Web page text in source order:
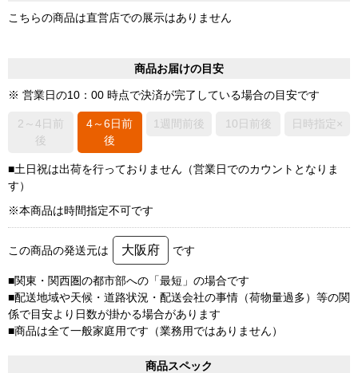
こちらの商品は直営店での展示はありません
商品お届けの目安
※ 営業日の10：00 時点で決済が完了している場合の目安です
2～4日前
後
4～6日前
後
1週間前後 10日前後 日時指定×
■土日祝は出荷を行っておりません（営業日でのカウントとなりま
す）
※本商品は時間指定不可です
この商品の発送元は 大阪府 です
■関東・関西圏の都市部への「最短」の場合です
■配送地域や天候・道路状況・配送会社の事情（荷物量過多）等の関
係で目安より日数が掛かる場合があります
■商品は全て一般家庭用です（業務用ではありません）
商品スペック